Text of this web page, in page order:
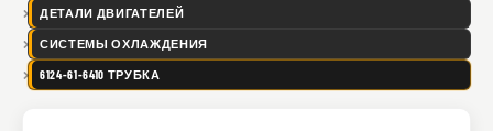
ДЕТАЛИ ДВИГАТЕЛЕЙ
СИСТЕМЫ ОХЛАЖДЕНИЯ
6124-61-6410 ТРУБКА